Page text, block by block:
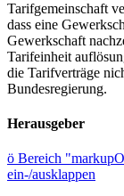
Tarifgemeinschaft
dass eine
Gewerkschaft
Tarifeinheit
die Tarifverträge
Bundesregierung.
Herausgeber
ö Bereich
ein-/ausklappen